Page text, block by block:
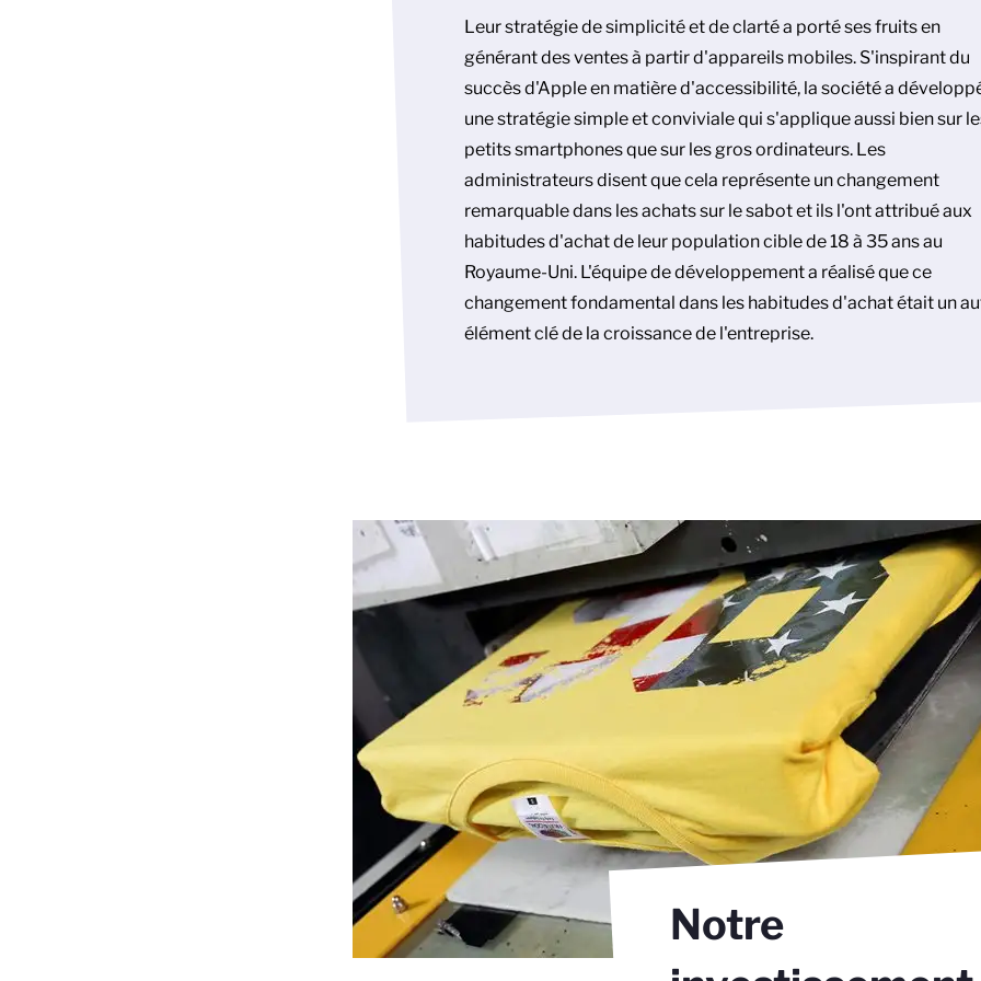
Leur stratégie de simplicité et de clarté a porté ses fruits en
générant des ventes à partir d'appareils mobiles. S'inspirant du
succès d'Apple en matière d'accessibilité, la société a
une stratégie simple et conviviale qui s'applique aussi bien sur
petits smartphones que sur les gros ordinateurs. Les
administrateurs disent que cela représente un changement
remarquable dans les achats sur le sabot et ils l'ont attribué aux
habitudes d'achat de leur population cible de 18 à 35 ans au
Royaume-Uni. L'équipe de développement a réalisé que ce
changement fondamental dans les habitudes d'achat était un
élément clé de la croissance de l'entreprise.
Notre